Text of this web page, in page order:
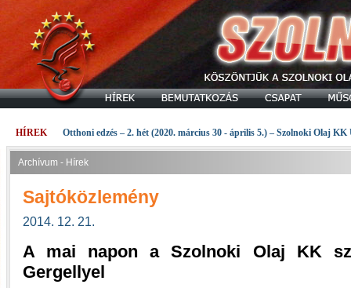
HÍREK Otthoni edzés – 2. hét (2020. március 30 - április 5.) – Szolnoki Olaj KK
Archívum - Hírek
Sajtóközlemény
2014. 12. 21.
A mai napon a Szolnoki Olaj KK
Gergellyel